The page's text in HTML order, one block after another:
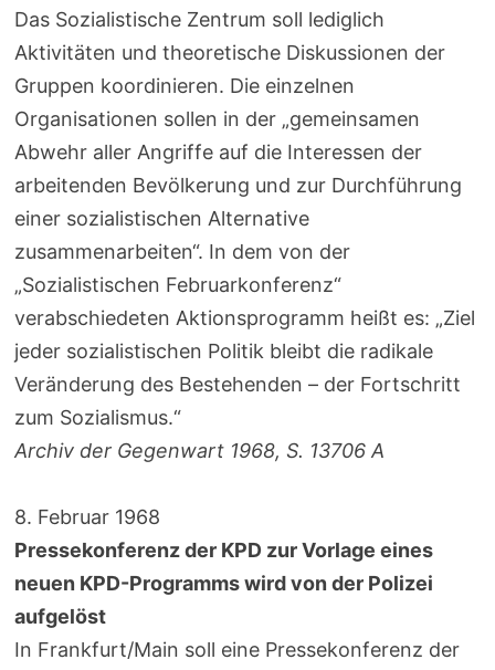
Das Sozialistische Zentrum soll lediglich
Aktivitäten und theoretische Diskussionen der
Gruppen koordinieren. Die einzelnen
Organisationen sollen in der „gemeinsamen
Abwehr aller Angriffe auf die Interessen der
arbeitenden Bevölkerung und zur Durchführung
einer sozialistischen Alternative
zusammenarbeiten“. In dem von der
„Sozialistischen Februarkonferenz“
verabschiedeten Aktionsprogramm heißt es: „Ziel
jeder sozialistischen Politik bleibt die radikale
Veränderung des Bestehenden – der Fortschritt
zum Sozialismus.“
Archiv der Gegenwart 1968, S. 13706 A
8. Februar 1968
Pressekonferenz der KPD zur Vorlage eines
neuen KPD-Programms wird von der Polizei
aufgelöst
In Frankfurt/Main soll eine Pressekonferenz der